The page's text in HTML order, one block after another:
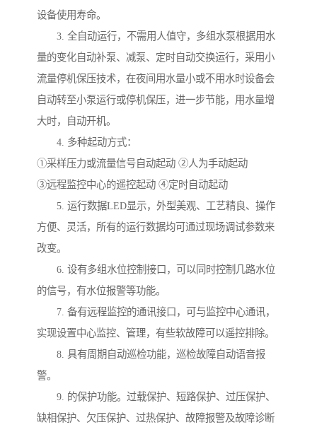
设备使用寿命。
3. 全自动运行，不需用人值守，多组水泵根据用水
量的变化自动补泵、减泵、定时自动交换运行，采用小
流量停机保压技术，在夜间用水量小或不用水时设备会
自动转至小泵运行或停机保压，进一步节能，用水量增
大时，自动开机。
4. 多种起动方式：
①采样压力或流量信号自动起动 ②人为手动起动
③远程监控中心的遥控起动 ④定时自动起动
5. 运行数据LED显示，外型美观、工艺精良、操作
方便、灵活，所有的运行数据均可通过现场调试参数来
改变。
6. 设有多组水位控制接口，可以同时控制几路水位
的信号，有水位报警等功能。
7. 备有远程监控的通讯接口，可与监控中心通讯，
实现设置中心监控、管理，有些软故障可以遥控排除。
8. 具有周期自动巡检功能，巡检故障自动语音报
警。
9. 的保护功能。过载保护、短路保护、过压保护、
缺相保护、欠压保护、过热保护、故障报警及故障诊断